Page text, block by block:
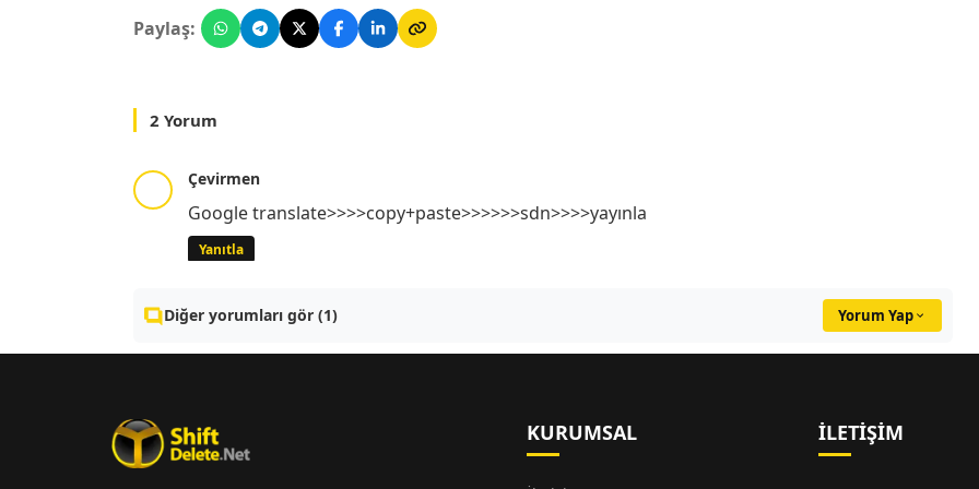
Paylaş:
2 Yorum
Çevirmen
Google translate>>>>copy+paste>>>>>>sdn>>>>yayınla
Yanıtla
Diğer yorumları gör (1) Yorum Yap
KURUMSAL İLETIŞIM